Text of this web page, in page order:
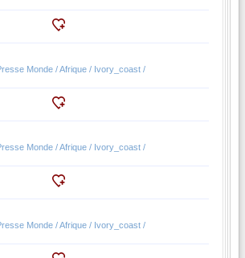
Monde / Afrique / Ivory_coast /
Monde / Afrique / Ivory_coast /
Monde / Afrique / Ivory_coast /